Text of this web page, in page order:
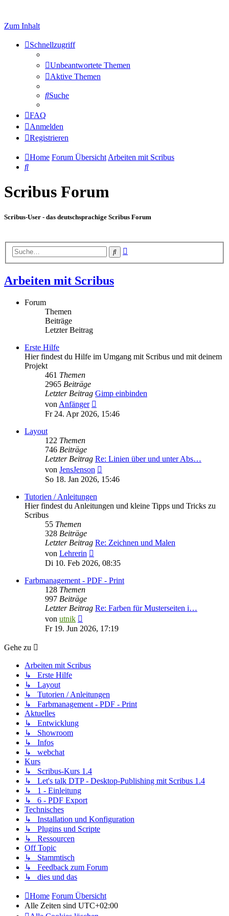
Zum Inhalt
Schnellzugriff
Unbeantwortete Themen
Aktive Themen
Suche
FAQ
Anmelden
Registrieren
Home Forum Übersicht Arbeiten mit Scribus
Suche
Scribus Forum
Scribus-User - das deutschsprachige Scribus Forum
Suche
Arbeiten mit Scribus
Forum
Themen
Beiträge
Letzter Beitrag
Erste Hilfe
Hier findest du Hilfe im Umgang mit Scribus und mit deinem
Projekt
461 Themen
2965 Beiträge
Letzter Beitrag Gimp einbinden
von Anfänger
Beitrag
Fr 24. Apr 2026, 15:46
Layout
122 Themen
746 Beiträge
Letzter Beitrag Re: Linien über und unter Abs…
von JensJenson
Beitrag
So 18. Jan 2026, 15:46
Tutorien / Anleitungen
Hier findest du Anleitungen und kleine Tipps und Tricks zu
Scribus
55 Themen
328 Beiträge
Letzter Beitrag Re: Zeichnen und Malen
von Lehrerin
Beitrag
Di 10. Feb 2026, 08:35
Farbmanagement - PDF - Print
128 Themen
997 Beiträge
Letzter Beitrag Re: Farben für Musterseiten i…
von utnik
Beitrag
Fr 19. Jun 2026, 17:19
Gehe zu
Arbeiten mit Scribus
↳ Erste Hilfe
↳ Layout
↳ Tutorien / Anleitungen
↳ Farbmanagement - PDF - Print
Aktuelles
↳ Entwicklung
↳ Showroom
↳ Infos
↳ webchat
Kurs
↳ Scribus-Kurs 1.4
↳ Let's talk DTP - Desktop-Publishing mit Scribus 1.4
↳ 1 - Einleitung
↳ 6 - PDF Export
Technisches
↳ Installation und Konfiguration
↳ Plugins und Scripte
↳ Ressourcen
Off Topic
↳ Stammtisch
↳ Feedback zum Forum
↳ dies und das
Home Forum Übersicht
Alle Zeiten sind UTC+02:00